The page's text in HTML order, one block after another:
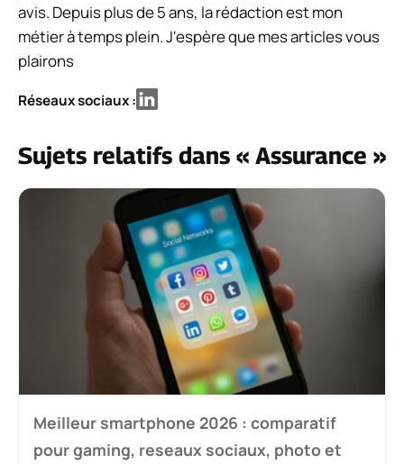
avis. Depuis plus de 5 ans, la rédaction est mon
métier à temps plein. J'espère que mes articles vous
plairons
Réseaux sociaux :
Sujets relatifs dans « Assurance »
Meilleur smartphone 2026 : comparatif
pour gaming, reseaux sociaux, photo et